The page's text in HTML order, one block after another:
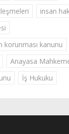
insan
korunması kanunu
Anayasa
İş Hukuku